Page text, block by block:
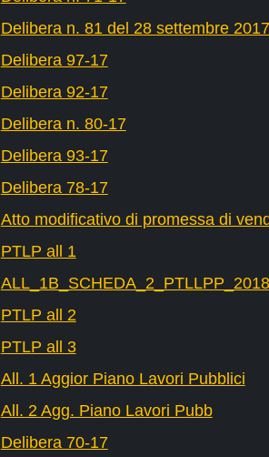
Delibera n. 81 del 28 settembre 2017
Delibera 97-17
Delibera 92-17
Delibera n. 80-17
Delibera 93-17
Delibera 78-17
Atto modificativo di promessa di
PTLP all 1
PTLP all 2
PTLP all 3
All. 1 Aggior Piano Lavori Pubblici
All. 2 Agg. Piano Lavori Pubb
Delibera 70-17